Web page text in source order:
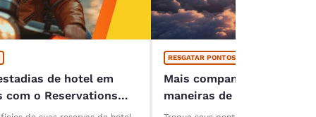
de hotel em
com o Reservations
RESGATAR PONTOS
Mais companhias aéreas,
maneiras de trocar